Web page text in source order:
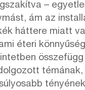
–
ám az
háttere miatt
éteri
témának,